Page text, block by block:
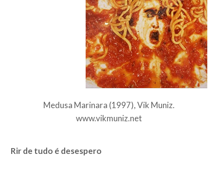
Medusa Marinara (1997), Vik Muniz.
www.vikmuniz.net
Rir de tudo é desespero